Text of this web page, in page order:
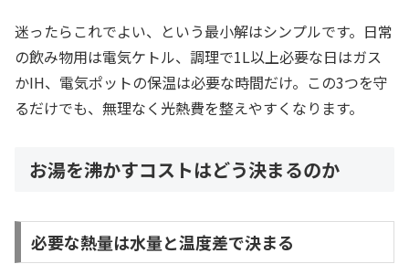
迷ったらこれでよい、という最小解はシンプルです。日常
の飲み物用は電気ケトル、調理で1L以上必要な日はガス
かIH、電気ポットの保温は必要な時間だけ。この3つを守
るだけでも、無理なく光熱費を整えやすくなります。
お湯を沸かすコストはどう決まるのか
必要な熱量は水量と温度差で決まる